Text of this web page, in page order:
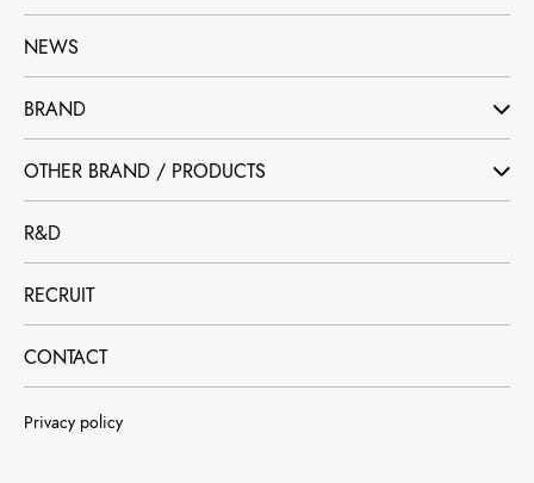
NEWS
BRAND
OTHER BRAND / PRODUCTS
R&D
RECRUIT
CONTACT
Privacy policy